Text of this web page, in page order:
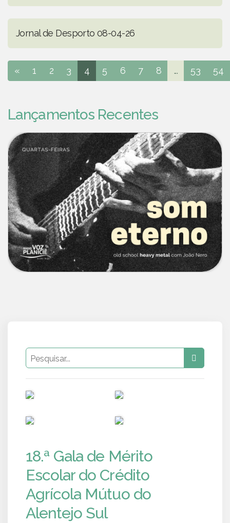
Jornal de Desporto 08-04-26
« 1 2 3 4 5 6 7 8 ... 53 54
Lançamentos Recentes
18.ª Gala de Mérito
Escolar do Crédito
Agrícola Mútuo do
Alentejo Sul